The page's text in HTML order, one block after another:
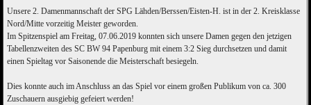
Unsere 2. Damenmannschaft der SPG Lähden/Berssen/Eisten-H. ist in der 2. Kreisklasse
Nord/Mitte vorzeitig Meister geworden.
Im Spitzenspiel am Freitag, 07.06.2019 konnten sich unsere Damen gegen den jetzigen
Tabellenzweiten des SC BW 94 Papenburg mit einem 3:2 Sieg durchsetzen und damit
einen Spieltag vor Saisonende die Meisterschaft besiegeln.
Dies konnte auch im Anschluss an das Spiel vor einem großen Publikum von ca. 300
Zuschauern ausgiebig gefeiert werden!